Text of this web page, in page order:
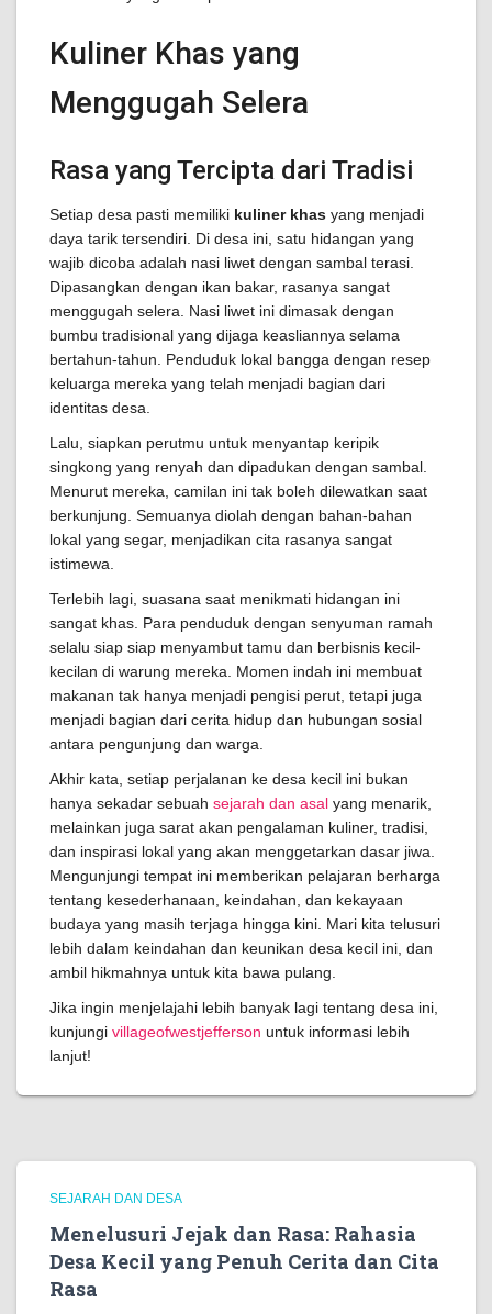
Kuliner Khas yang
Menggugah Selera
Rasa yang Tercipta dari Tradisi
Setiap desa pasti memiliki kuliner khas yang menjadi
daya tarik tersendiri. Di desa ini, satu hidangan yang
wajib dicoba adalah nasi liwet dengan sambal terasi.
Dipasangkan dengan ikan bakar, rasanya sangat
menggugah selera. Nasi liwet ini dimasak dengan
bumbu tradisional yang dijaga keasliannya selama
bertahun-tahun. Penduduk lokal bangga dengan resep
keluarga mereka yang telah menjadi bagian dari
identitas desa.
Lalu, siapkan perutmu untuk menyantap keripik
singkong yang renyah dan dipadukan dengan sambal.
Menurut mereka, camilan ini tak boleh dilewatkan saat
berkunjung. Semuanya diolah dengan bahan-bahan
lokal yang segar, menjadikan cita rasanya sangat
istimewa.
Terlebih lagi, suasana saat menikmati hidangan ini
sangat khas. Para penduduk dengan senyuman ramah
selalu siap siap menyambut tamu dan berbisnis kecil-
kecilan di warung mereka. Momen indah ini membuat
makanan tak hanya menjadi pengisi perut, tetapi juga
menjadi bagian dari cerita hidup dan hubungan sosial
antara pengunjung dan warga.
Akhir kata, setiap perjalanan ke desa kecil ini bukan
hanya sekadar sebuah sejarah dan asal yang menarik,
melainkan juga sarat akan pengalaman kuliner, tradisi,
dan inspirasi lokal yang akan menggetarkan dasar jiwa.
Mengunjungi tempat ini memberikan pelajaran berharga
tentang kesederhanaan, keindahan, dan kekayaan
budaya yang masih terjaga hingga kini. Mari kita telusuri
lebih dalam keindahan dan keunikan desa kecil ini, dan
ambil hikmahnya untuk kita bawa pulang.
Jika ingin menjelajahi lebih banyak lagi tentang desa ini,
kunjungi villageofwestjefferson untuk informasi lebih
lanjut!
SEJARAH DAN DESA
Menelusuri Jejak dan Rasa: Rahasia
Desa Kecil yang Penuh Cerita dan Cita
Rasa